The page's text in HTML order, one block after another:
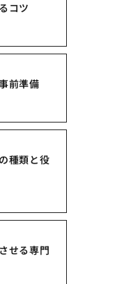
コツ
前準備
種類と役
せる専門